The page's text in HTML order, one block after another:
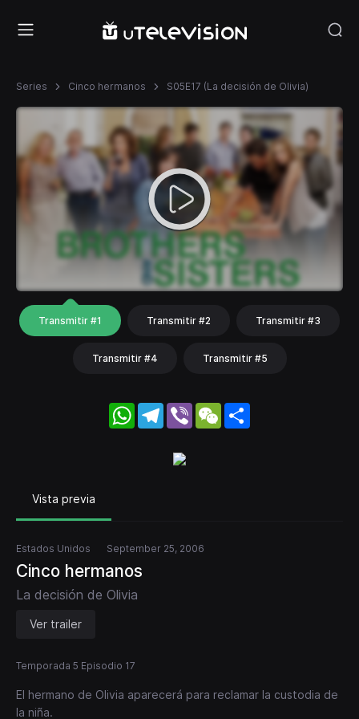
Series Cinco hermanos S05E17 (La decisión de Olivia)
Transmitir #1 Transmitir #2 Transmitir #3
Transmitir #4 Transmitir #5
WhatsApp
Telegram
Viber WeChat
Vista previa
Estados Unidos September 25, 2006
Cinco hermanos
La decisión de Olivia
Ver trailer
Temporada 5 Episodio 17
El hermano de Olivia aparecerá para reclamar la custodia de
la niña.